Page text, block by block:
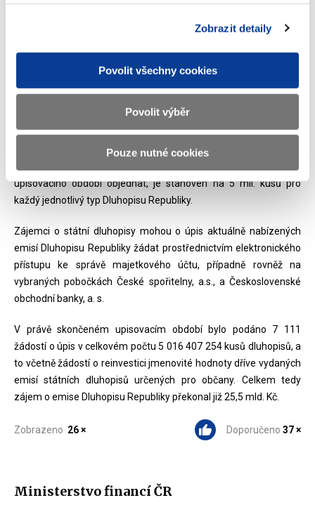
Zobrazit detaily
Povolit všechny cookies
Povolit výběr
Pouze nutné cookies
aby výnos reálně pokryl inflační tlaky a nedocházelo prakticky ke
Výše zmíněná novela zákona o daních z příjmů se netýká emisí
Dluhopisu Republiky, které byly vydány před nabytím její
účinnosti. Výnosy těchto emisí tak budou zdaněny v každém
Dluhopis si mohou objednávat pouze fyzické osoby v minimální
výši jedné objednávky 1 000 kusů dluhopisů. Maximální počet
kusů dluhopisů, které může jedna osoba celkem během
upisovacího období objednat, je stanoven na 5 mil. kusů pro
každý jednotlivý typ Dluhopisu Republiky.
Zájemci o státní dluhopisy mohou o úpis aktuálně nabízených
emisí Dluhopisu Republiky žádat prostřednictvím elektronického
přístupu ke správě majetkového účtu, případně rovněž na
vybraných pobočkách České spořitelny, a.s., a Československé
obchodní banky, a. s.
V právě skončeném upisovacím období bylo podáno 7 111
žádostí o úpis v celkovém počtu 5 016 407 254 kusů dluhopisů, a
to včetně žádostí o reinvestici jmenovité hodnoty dříve vydaných
emisí státních dluhopisů určených pro občany. Celkem tedy
zájem o emise Dluhopisu Republiky překonal již 25,5 mld. Kč.
Zobrazeno 26 × Doporučeno 37 ×
Ministerstvo financí ČR